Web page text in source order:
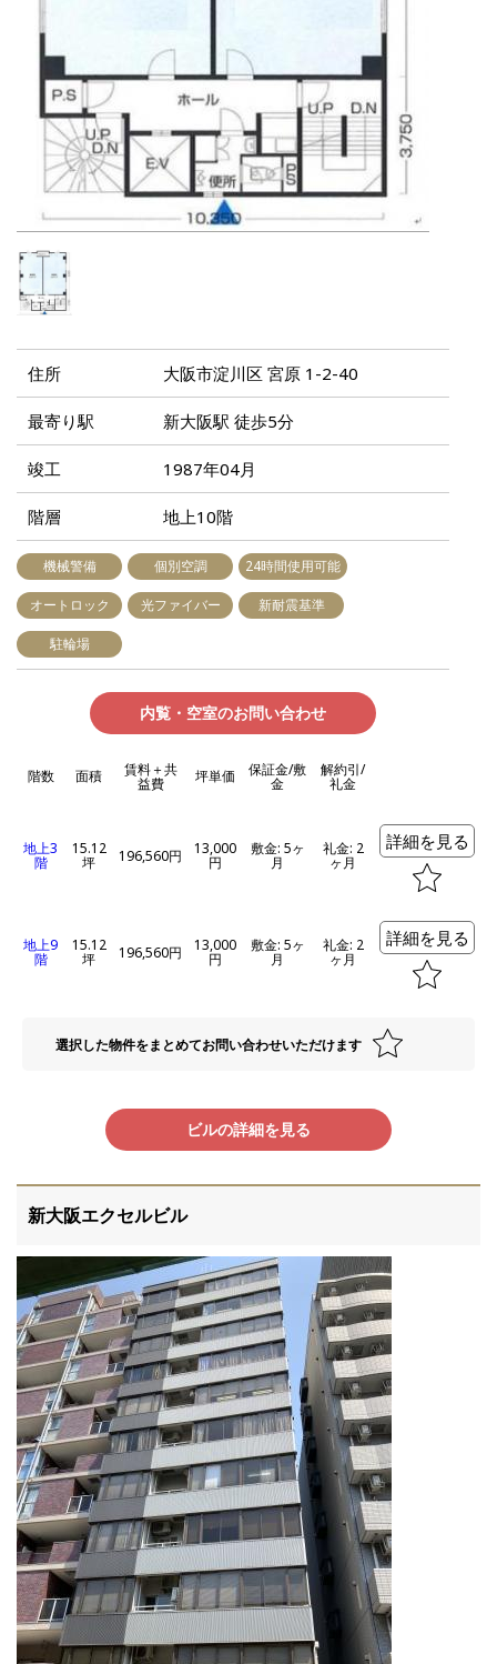
住所 大阪市淀川区 宮原 1-2-40
最寄り駅 新大阪駅 徒歩5分
竣工 1987年04月
階層 地上10階
機械警備 個別空調 24時間使用可能
オートロック 光ファイバー 新耐震基準
駐輪場
内覧・空室のお問い合わせ
階数 面積 賃料＋共
益費 坪単価 保証金/敷
金
解約引/
礼金
地上3
階
15.12
坪 196,560円 13,000
円
敷金: 5ヶ
月
礼金: 2
ヶ月
詳細を見る
地上9
階
15.12
坪 196,560円 13,000
円
敷金: 5ヶ
月
礼金: 2
ヶ月
詳細を見る
選択した物件をまとめてお問い合わせいただけます
ビルの詳細を見る
新大阪エクセルビル